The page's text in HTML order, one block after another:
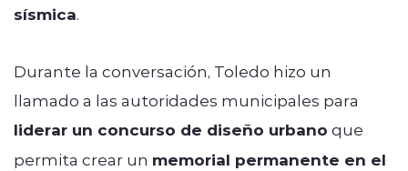
sísmica.
Durante la conversación, Toledo hizo un
llamado a las autoridades municipales para
liderar un concurso de diseño urbano que
permita crear un memorial permanente en el